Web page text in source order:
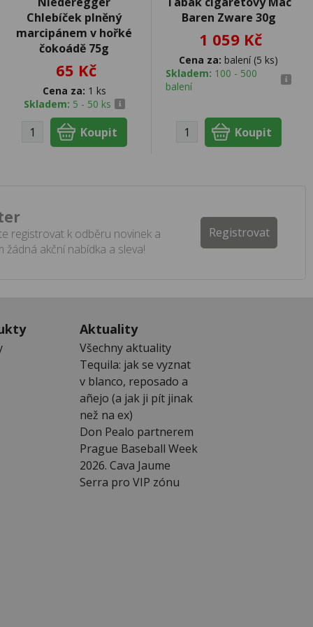
Chlebíček plněný
marcipánem v hořké
čokoádě 75g
65 Kč
Cena za: 1 ks
Skladem: 5 - 50 ks
Baren Zware 30g
1 059 Kč
Cena za: balení (5 ks)
Skladem: 100 - 500
balení
registrovat k odběru novinek a
žádná akční nabídka a sleva!
Registrovat
Aktuality
Všechny aktuality
Tequila: jak se vyznat
v blanco, reposado a
añejo (a jak ji pít jinak
než na ex)
Don Pealo partnerem
Prague Baseball Week
2026. Cava Jaume
Serra pro VIP zónu